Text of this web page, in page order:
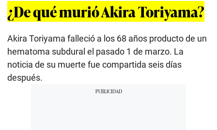
¿De qué murió Akira Toriyama?
Akira Toriyama falleció a los 68 años producto de un
hematoma subdural el pasado 1 de marzo. La
noticia de su muerte fue compartida seis días
después.